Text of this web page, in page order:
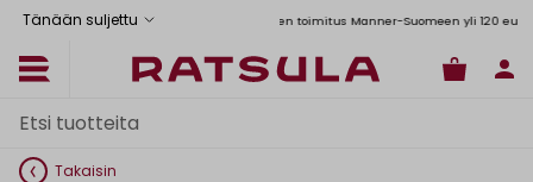
Tänään suljettuToimituskulut alk. 6,90€Ilmainen toimitus Manner-Suomeen yli 120 euron
Takaisin